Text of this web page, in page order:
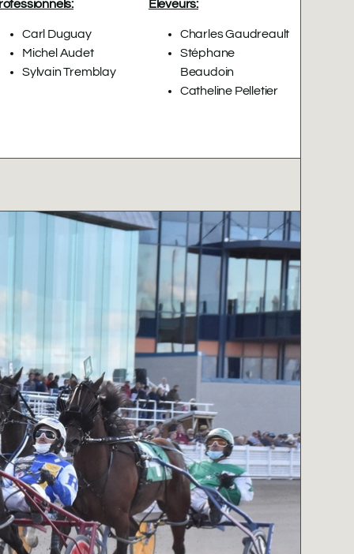
Carl Duguay
Michel Audet
Sylvain Tremblay
Éleveurs:
Charles Gaudreault
Stéphane
Beaudoin
Catheline Pelletier